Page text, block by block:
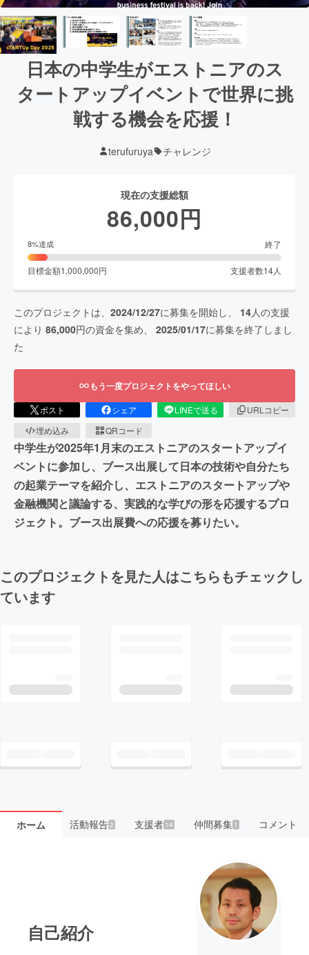
日本の中学生がエストニアのス
タートアップイベントで世界に挑
戦する機会を応援！
terufuruya チャレンジ
現在の支援総額
86,000円
8%達成 終了
目標金額1,000,000円 支援者数14人
このプロジェクトは、 2024/12/27に募集を開始し、 14人の支援
により 86,000円の資金を集め、 2025/01/17に募集を終了しまし
た
もう一度プロジェクトをやってほしい
ポスト シェア LINEで送る
URLコピー
埋め込み
QRコード
中学生が2025年1月末のエストニアのスタートアップイ
ベントに参加し、ブース出展して日本の技術や自分たち
の起業テーマを紹介し、エストニアのスタートアップや
金融機関と議論する、実践的な学びの形を応援するプロ
ジェクト。ブース出展費への応援を募りたい。
このプロジェクトを見た人はこちらもチェックし
ています
ホーム 活動報告2 支援者 14 仲間募集 1 コメント
自己紹介